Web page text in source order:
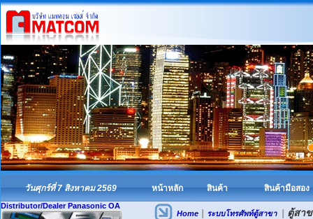
วันศุกร์ที่ 7 สิงหาคม 2569 หน้าหลัก สินค้า สินค้ามือสอง
Distributor/Dealer Panasonic OA
Home | ระบบโทรศัพท์ตู้สาขา | ตู้สา